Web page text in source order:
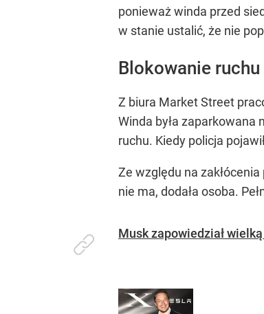
ponieważ winda przed
w stanie ustalić, że nie
Blokowanie ruchu
Z biura Market Street
Winda była
ruchu. Kiedy policja
Ze względu na
nie ma, dodała osoba.
Musk zapowiedział